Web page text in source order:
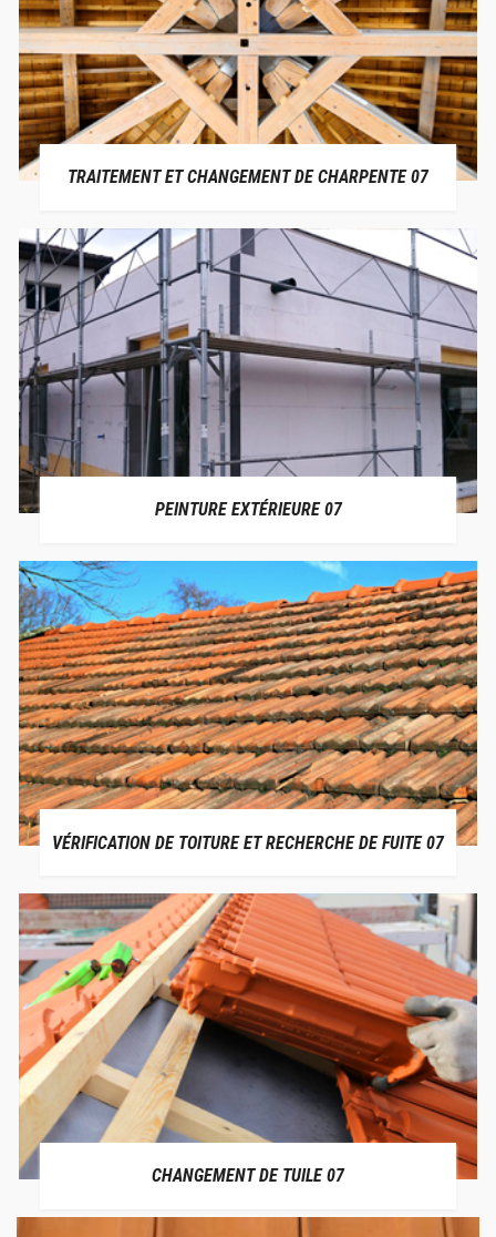
TRAITEMENT ET CHANGEMENT DE CHARPENTE 07
PEINTURE EXTÉRIEURE 07
VÉRIFICATION DE TOITURE ET RECHERCHE DE FUITE 07
CHANGEMENT DE TUILE 07